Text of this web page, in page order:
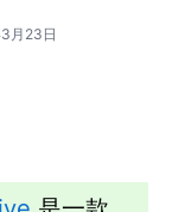
月23日